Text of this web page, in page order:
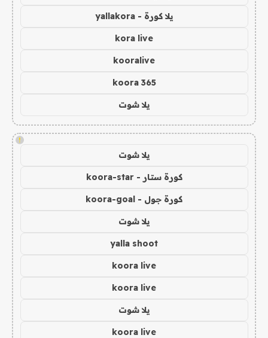
يلا كورة - yallakora
kora live
kooralive
koora 365
يلا شوت
!
يلا شوت
كورة ستار - koora-star
كورة جول - koora-goal
يلا شوت
yalla shoot
koora live
koora live
يلا شوت
koora live